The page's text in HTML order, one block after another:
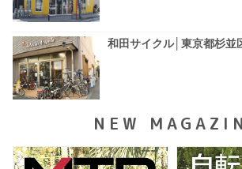
和田サイクル│東京都杉並
NEW